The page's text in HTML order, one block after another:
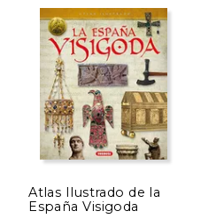
Atlas Ilustrado de la
España Visigoda